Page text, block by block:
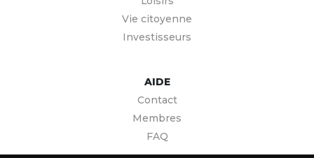
Vie citoyenne
Investisseurs
AIDE
Contact
Membres
FAQ